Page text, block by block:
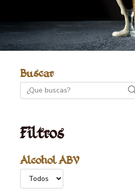
Buscar
Filtros
Alcohol ABV